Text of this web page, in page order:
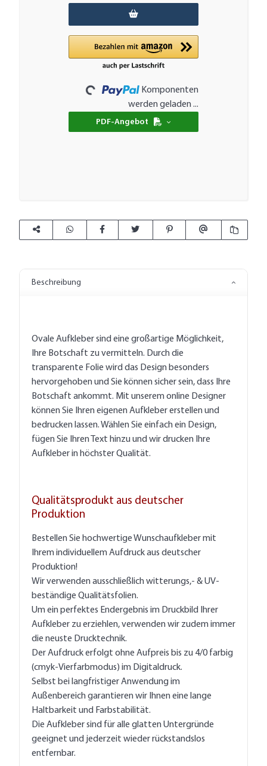
Loading...
Komponenten
werden geladen ...
PDF-Angebot
Beschreibung
Ovale Aufkleber sind eine großartige Möglichkeit,
Ihre Botschaft zu vermitteln. Durch die
transparente Folie wird das Design besonders
hervorgehoben und Sie können sicher sein, dass Ihre
Botschaft ankommt. Mit unserem online Designer
können Sie Ihren eigenen Aufkleber erstellen und
bedrucken lassen. Wählen Sie einfach ein Design,
fügen Sie Ihren Text hinzu und wir drucken Ihre
Aufkleber in höchster Qualität.
Qualitätsprodukt aus deutscher
Produktion
Bestellen Sie hochwertige Wunschaufkleber mit
Ihrem individuellem Aufdruck aus deutscher
Produktion!
Wir verwenden ausschließlich witterungs,- & UV-
beständige Qualitätsfolien.
Um ein perfektes Endergebnis im Druckbild Ihrer
Aufkleber zu erziehlen, verwenden wir zudem immer
die neuste Drucktechnik.
Der Aufdruck erfolgt ohne Aufpreis bis zu 4/0 farbig
(cmyk-Vierfarbmodus) im Digitaldruck.
Selbst bei langfristiger Anwendung im
Außenbereich garantieren wir Ihnen eine lange
Haltbarkeit und Farbstabilität.
Die Aufkleber sind für alle glatten Untergründe
geeignet und jederzeit wieder rückstandslos
entfernbar.